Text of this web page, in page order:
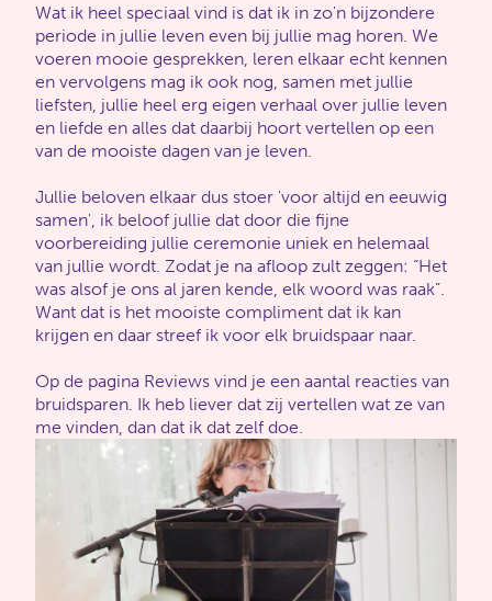
Wat ik heel speciaal vind is dat ik in zo'n bijzondere
periode in jullie leven even bij jullie mag horen. We
voeren mooie gesprekken, leren elkaar echt kennen
en vervolgens mag ik ook nog, samen met jullie
liefsten, jullie heel erg eigen verhaal over jullie leven
en liefde en alles dat daarbij hoort vertellen op een
van de mooiste dagen van je leven.
Jullie beloven elkaar dus stoer 'voor altijd en eeuwig
samen', ik beloof jullie dat door die fijne
voorbereiding jullie ceremonie uniek en helemaal
van jullie wordt. Zodat je na afloop zult zeggen: “Het
was alsof je ons al jaren kende, elk woord was raak”.
Want dat is het mooiste compliment dat ik kan
krijgen en daar streef ik voor elk bruidspaar naar.
Op de pagina Reviews vind je een aantal reacties van
bruidsparen. Ik heb liever dat zij vertellen wat ze van
me vinden, dan dat ik dat zelf doe.